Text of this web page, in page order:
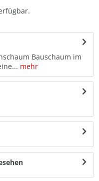
Bauschaum im
mehr